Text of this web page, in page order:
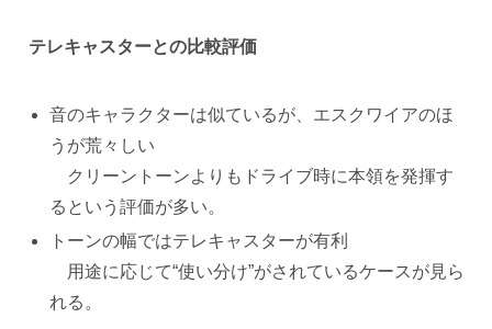
テレキャスターとの比較評価
音のキャラクターは似ているが、エスクワイアのほ
うが荒々しい
クリーントーンよりもドライブ時に本領を発揮す
るという評価が多い。
トーンの幅ではテレキャスターが有利
用途に応じて“使い分け”がされているケースが見ら
れる。